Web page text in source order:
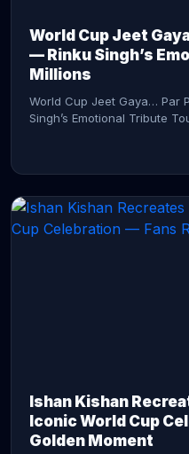
World Cup Jeet
— Rinku Singh’s
Millions
World Cup Jeet Gaya… Par
Singh’s Emotional Tribute
Ishan Kishan
Iconic World Cup
Golden Moment